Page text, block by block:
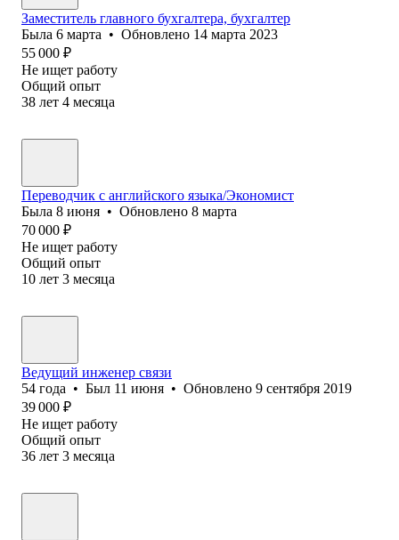
Заместитель главного бухгалтера, бухгалтер
Была 6 марта • Обновлено 14 марта 2023
55 000 ₽
Не ищет работу
Общий опыт
38 лет 4 месяца
Переводчик с английского языка/Экономист
Была 8 июня • Обновлено 8 марта
70 000 ₽
Не ищет работу
Общий опыт
10 лет 3 месяца
Ведущий инженер связи
54 года • Был 11 июня • Обновлено 9 сентября 2019
39 000 ₽
Не ищет работу
Общий опыт
36 лет 3 месяца